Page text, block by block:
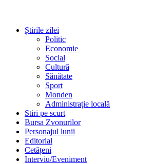
Știrile zilei
Politic
Economie
Social
Cultură
Sănătate
Sport
Monden
Administrație locală
Stiri pe scurt
Bursa Zvonurilor
Personajul lunii
Editorial
Cetățeni
Interviu/Eveniment